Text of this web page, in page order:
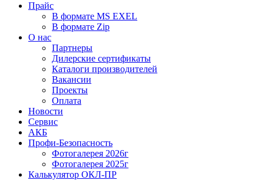
Прайс
В формате MS EXEL
В формате Zip
О нас
Партнеры
Дилерские сертификаты
Каталоги производителей
Вакансии
Проекты
Оплата
Новости
Сервис
АКБ
Профи-Безопасность
Фотогалерея 2026г
Фотогалерея 2025г
Калькулятор ОКЛ-ПР